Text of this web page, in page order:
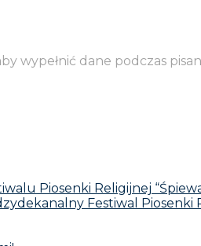
wypełnić dane podczas
Piosenki Religijnej
Festiwal Piosenki